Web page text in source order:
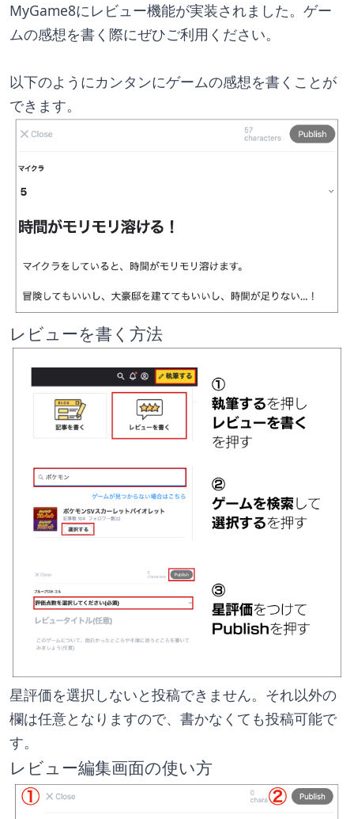
MyGame8にレビュー機能が実装されました。ゲー
ムの感想を書く際にぜひご利用ください。
以下のようにカンタンにゲームの感想を書くことが
できます。
レビューを書く方法
星評価を選択しないと投稿できません。それ以外の
欄は任意となりますので、書かなくても投稿可能で
す。
レビュー編集画面の使い方